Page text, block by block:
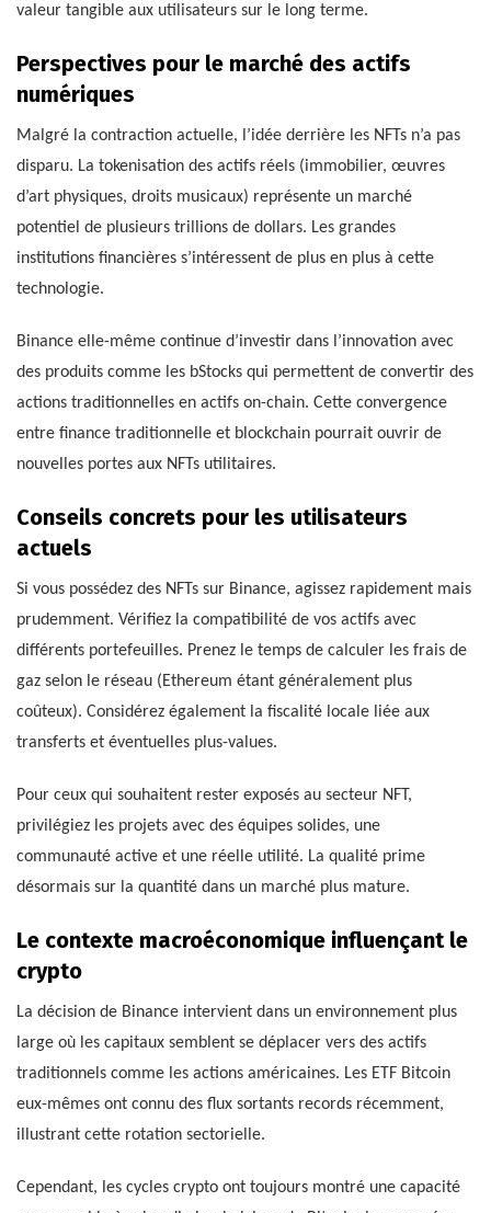
valeur tangible aux utilisateurs sur le long terme.
Perspectives pour le marché des actifs
numériques
Malgré la contraction actuelle, l’idée derrière les NFTs n’a pas
disparu. La tokenisation des actifs réels (immobilier, œuvres
d’art physiques, droits musicaux) représente un marché
potentiel de plusieurs trillions de dollars. Les grandes
institutions financières s’intéressent de plus en plus à cette
technologie.
Binance elle-même continue d’investir dans l’innovation avec
des produits comme les bStocks qui permettent de convertir des
actions traditionnelles en actifs on-chain. Cette convergence
entre finance traditionnelle et blockchain pourrait ouvrir de
nouvelles portes aux NFTs utilitaires.
Conseils concrets pour les utilisateurs
actuels
Si vous possédez des NFTs sur Binance, agissez rapidement mais
prudemment. Vérifiez la compatibilité de vos actifs avec
différents portefeuilles. Prenez le temps de calculer les frais de
gaz selon le réseau (Ethereum étant généralement plus
coûteux). Considérez également la fiscalité locale liée aux
transferts et éventuelles plus-values.
Pour ceux qui souhaitent rester exposés au secteur NFT,
privilégiez les projets avec des équipes solides, une
communauté active et une réelle utilité. La qualité prime
désormais sur la quantité dans un marché plus mature.
Le contexte macroéconomique influençant le
crypto
La décision de Binance intervient dans un environnement plus
large où les capitaux semblent se déplacer vers des actifs
traditionnels comme les actions américaines. Les ETF Bitcoin
eux-mêmes ont connu des flux sortants records récemment,
illustrant cette rotation sectorielle.
Cependant, les cycles crypto ont toujours montré une capacité